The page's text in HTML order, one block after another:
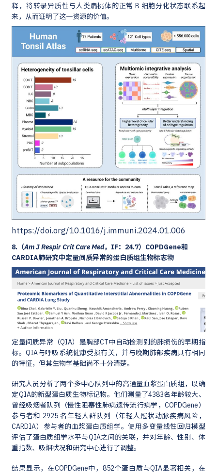
释，将转录异质性与人类扁桃体的正常 B 细胞分化状态联系起
来，从而证明了这一资源的价值。
https://doi.org/10.1016/j.immuni.2024.01.006
8.（Am J Respir Crit Care Med，IF：24.7）COPDGene和
CARDIA肺研究中定量间质异常的蛋白质组生物标志物
定量间质异常（QIA）是胸部CT中自动检测到的肺损伤的早期指
标。QIA与呼吸系统健康受损有关，并与晚期肺部疾病具有相同
的特征，但其生物学基础尚不十分清楚。
研究人员分析了两个多中心队列中的高通量血浆蛋白质组，以确
定QIA的新型蛋白质生物标记物。他们测量了4383名年龄较大、
曾经吸烟者队列（慢性阻塞性肺病遗传流行病学，COPDGene）
参与者和 2925 名年轻人群队列（年轻人冠状动脉疾病风险，
CARDIA）参与者的血浆蛋白质组学。使用多变量线性回归模型
评估了蛋白质组学水平与QIA之间的关联，并对年龄、性别、体
重指数、吸烟状况和研究中心进行了调整。
结果显示，在COPDGene中，852个蛋白质与QIA显著相关，在